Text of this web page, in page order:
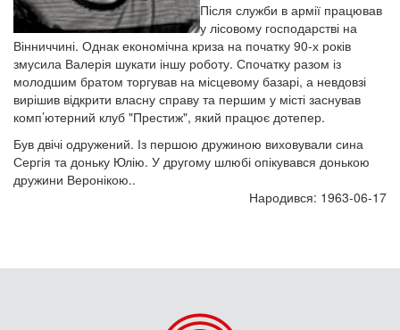
Після служби в армії працював
у лісовому господарстві на
Вінниччині. Однак економічна криза на початку 90-х років
змусила Валерія шукати іншу роботу. Спочатку разом із
молодшим братом торгував на місцевому базарі, а невдовзі
вирішив відкрити власну справу та першим у місті заснував
комп’ютерний клуб "Престиж", який працює дотепер.
Був двічі одружений. Із першою дружиною виховували сина
Сергія та доньку Юлію. У другому шлюбі опікувався донькою
дружини Веронікою..
Народився: 1963-06-17